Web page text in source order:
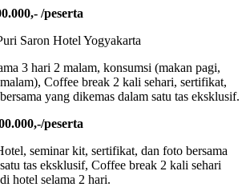
/peserta
Saron Hotel Yogyakarta
3 hari 2 malam, konsumsi (makan pagi,
Coffee break 2 kali sehari, sertifikat,
yang dikemas dalam satu tas eksklusif.
peserta
seminar kit, sertifikat, dan foto bersama
tas eksklusif, Coffee break 2 kali sehari
hotel selama 2 hari.